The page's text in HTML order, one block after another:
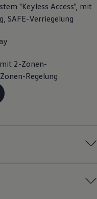
"Keyless Access", mit
SAFE-Verriegelung
2-Zonen-
Regelung